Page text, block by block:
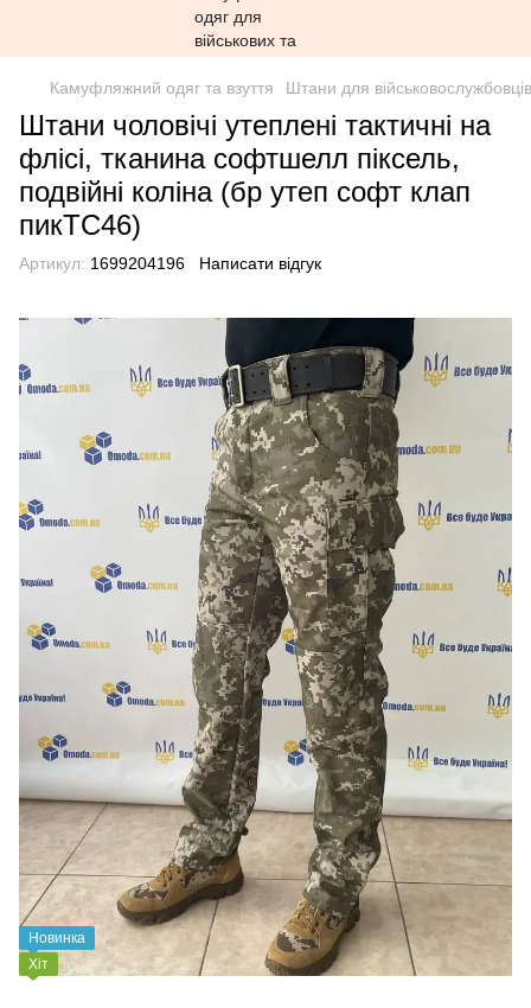
Камуфляжний одяг та взуття Штани для
Штани чоловічі утеплені тактичні на
флісі, тканина софтшелл піксель,
подвійні коліна (бр утеп софт клап
пикТС46)
Артикул: 1699204196 Написати відгук
Новинка
Хіт